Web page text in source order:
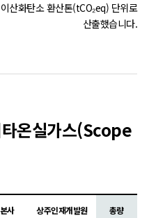
산화탄소 환산톤(tCO₂eq) 단위로
산출했습니다.
온실가스(Scope
본사 상주인재개발원 총량